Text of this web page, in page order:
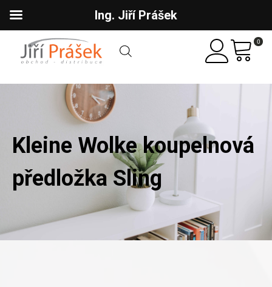
0
Kleine Wolke koupelnová
předložka Sling
Ing. Jiří Prášek